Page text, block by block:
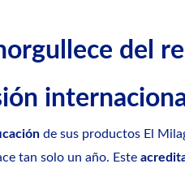
del
de sus productos El
tan solo un año. Este